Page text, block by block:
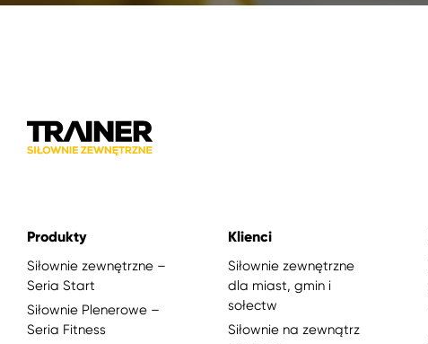
Produkty
Siłownie zewnętrzne –
Seria Start
Siłownie Plenerowe –
Seria Fitness
Klienci
Siłownie zewnętrzne
dla miast, gmin i
sołectw
Siłownie na zewnątrz